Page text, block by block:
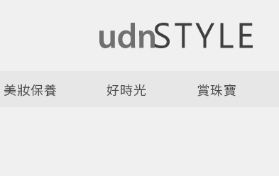
美妝保養 好時光 賞珠寶